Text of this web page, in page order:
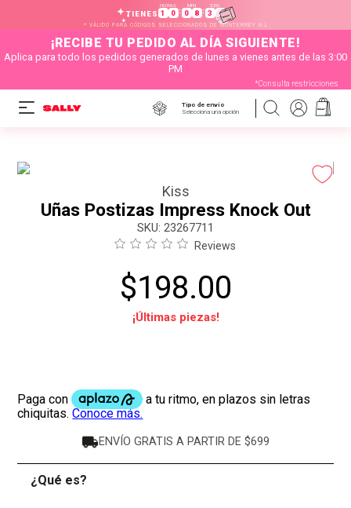
TIENES
HORAS
1 0 :
MIN
0 8 :
SEG
3 1
* VÁLIDO PARA CÓDIGOS SELECCIONADOS DE MONTERREY N.L
¡RECIBE TU PEDIDO AL DÍA SIGUIENTE!
Aplica para todo los pedidos generados de lunes a vienes antes de las 3:00
PM
*Consulta restricciones
Tipo de envío
Selecciona una opción
Kiss
Uñas Postizas Impress Knock Out
: 23267711
Reviews
$198.00
¡Últimas piezas!
ENVÍO GRATIS A PARTIR DE $699
¿Qué es?